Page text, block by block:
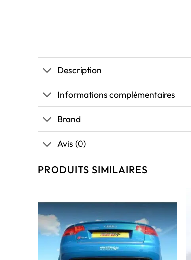
Description
Informations complémentaires
Brand
Avis (0)
PRODUITS SIMILAIRES